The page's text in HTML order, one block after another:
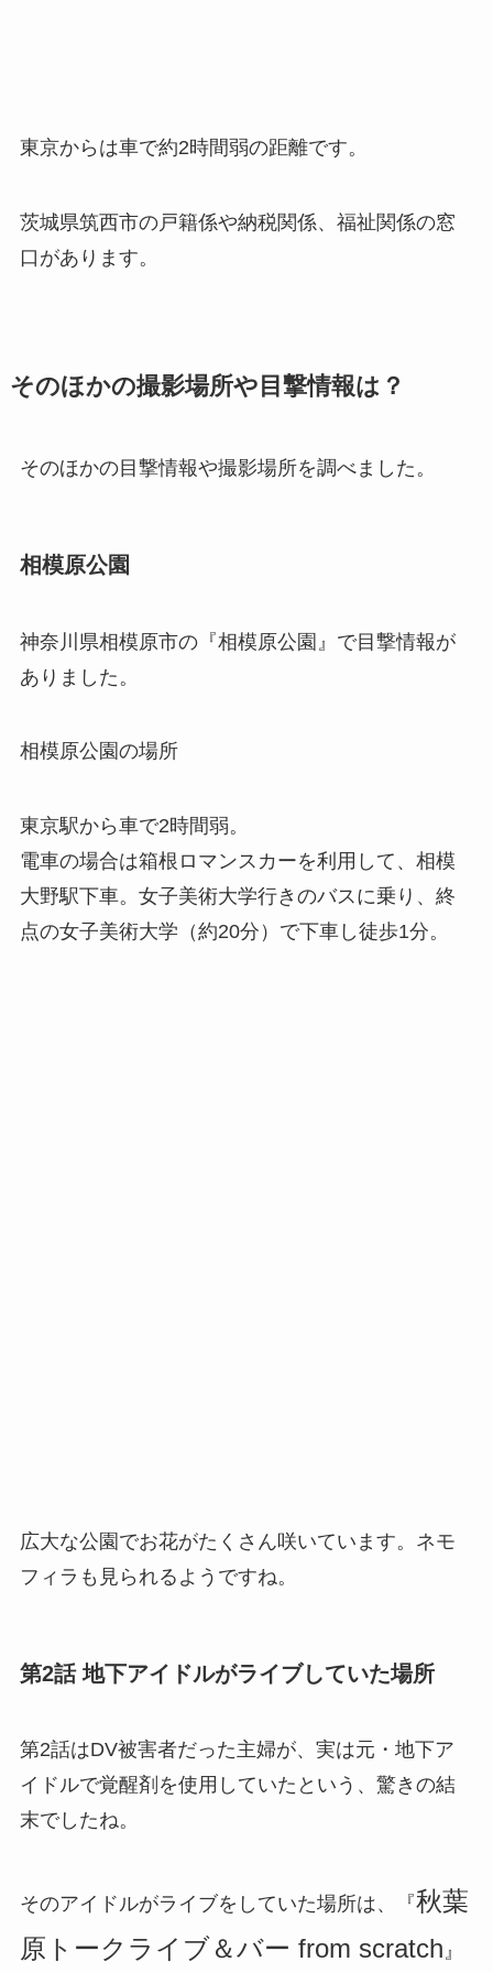
東京からは車で約2時間弱の距離です。
茨城県筑西市の戸籍係や納税関係、福祉関係の窓
口があります。
そのほかの撮影場所や目撃情報は？
そのほかの目撃情報や撮影場所を調べました。
相模原公園
神奈川県相模原市の『相模原公園 』で目撃情報が
ありました。
相模原公園の場所
東京駅から車で2時間弱。
電車の場合は箱根ロマンスカーを利用して、相模
大野駅下車。女子美術大学行きのバスに乗り、終
点の女子美術大学（約20分）で下車し徒歩1分。
広大な公園でお花がたくさん咲いています。ネモ
フィラも見られるようですね。
第2話 地下アイドルがライブしていた場所
第2話はDV被害者だった主婦が、実は元・地下ア
イドルで覚醒剤を使用していたという、驚きの結
末でしたね。
そのアイドルがライブをしていた場所は、『秋葉
原トークライブ＆バー from scratch』